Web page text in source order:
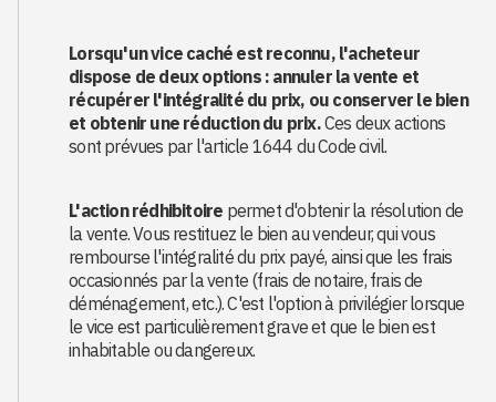
Lorsqu'un vice caché est reconnu, l'acheteur
dispose de deux options : annuler la vente et
récupérer l'intégralité du prix, ou conserver le bien
et obtenir une réduction du prix.Ces deux actions
sont prévues par l'article 1644 du Code civil.
L'action rédhibitoire permet d'obtenir la résolution de
la vente. Vous restituez le bien au vendeur, qui vous
rembourse l'intégralité du prix payé, ainsi que les frais
occasionnés par la vente (frais de notaire, frais de
déménagement, etc.). C'est l'option à privilégier lorsque
le vice est particulièrement grave et que le bien est
inhabitable ou dangereux.